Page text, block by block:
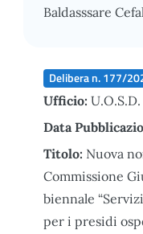
Baldasssare
Delibera n. 177/
Ufficio:
Data
Titolo: Nuova
Commissione
biennale
per i presidi